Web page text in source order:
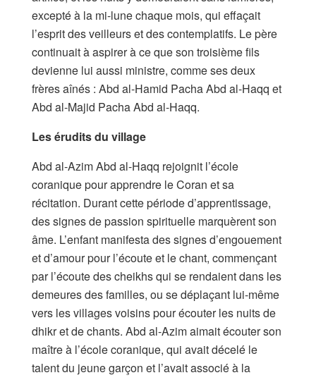
excepté à la mi-lune chaque mois, qui effaçait
l’esprit des veilleurs et des contemplatifs. Le père
continuait à aspirer à ce que son troisième fils
devienne lui aussi ministre, comme ses deux
frères aînés : Abd al-Hamid Pacha Abd al-Haqq et
Abd al-Majid Pacha Abd al-Haqq.
Les érudits du village
Abd al-Azim Abd al-Haqq rejoignit l’école
coranique pour apprendre le Coran et sa
récitation. Durant cette période d’apprentissage,
des signes de passion spirituelle marquèrent son
âme. L’enfant manifesta des signes d’engouement
et d’amour pour l’écoute et le chant, commençant
par l’écoute des cheikhs qui se rendaient dans les
demeures des familles, ou se déplaçant lui-même
vers les villages voisins pour écouter les nuits de
dhikr et de chants. Abd al-Azim aimait écouter son
maître à l’école coranique, qui avait décelé le
talent du jeune garçon et l’avait associé à la